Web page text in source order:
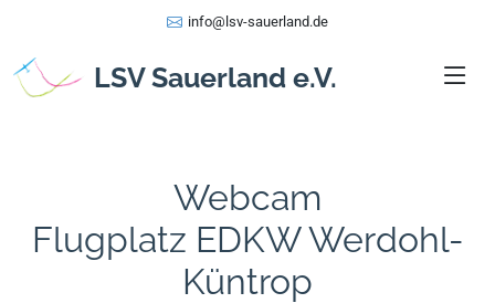
info@lsv-sauerland.de
LSV Sauerland e.V.
Webcam
Flugplatz EDKW Werdohl-
Küntrop